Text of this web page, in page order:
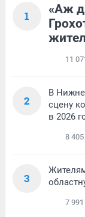
1
«Аж
11
2
В
сцену
в 2026
8 405
3
7 991